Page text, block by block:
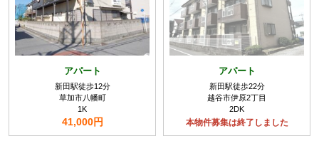
アパート
新田駅徒歩12分
草加市八幡町
1K
41,000円
アパート
新田駅徒歩22分
越谷市伊原2丁目
2DK
本物件募集は終了しました